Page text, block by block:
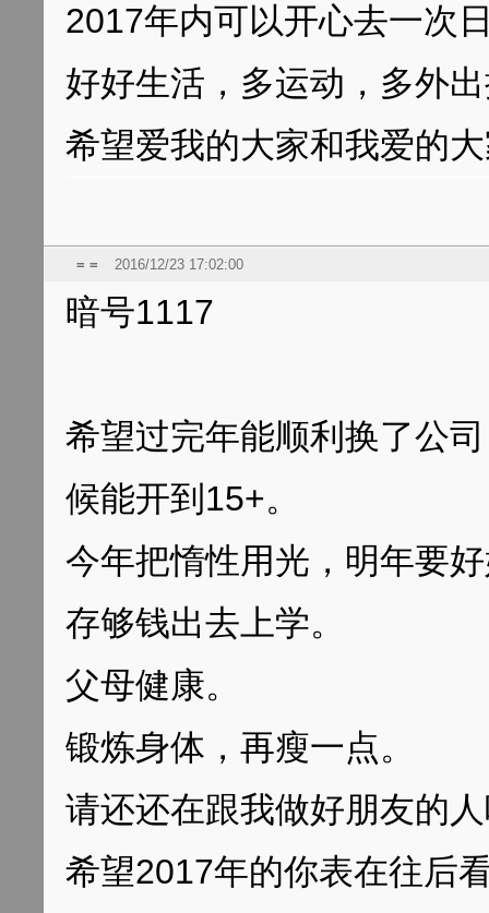
2017年内可以开心去一次
好好生活，多运动，多外
希望爱我的大家和我爱的
= = 2016/12/23 17:02:00
暗号1117
希望过完年能顺利换了公
候能开到15+。
今年把惰性用光，明年要
存够钱出去上学。
父母健康。
锻炼身体，再瘦一点。
请还还在跟我做好朋友的
希望2017年的你表在往后